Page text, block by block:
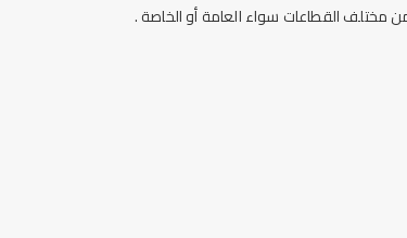
مختلف القطاعات سواء العامة أو الخاصة .